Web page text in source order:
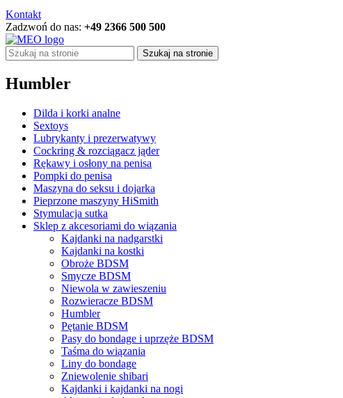
Kontakt
Zadzwoń do nas: +49 2366 500 500
Szukaj na stronie
Humbler
Dilda i korki analne
Sextoys
Lubrykanty i prezerwatywy
Cockring & rozciągacz jąder
Rękawy i osłony na penisa
Pompki do penisa
Maszyna do seksu i dojarka
Pieprzone maszyny HiSmith
Stymulacja sutka
Sklep z akcesoriami do wiązania
Kajdanki na nadgarstki
Kajdanki na kostki
Obroże BDSM
Smycze BDSM
Niewola w zawieszeniu
Rozwieracze BDSM
Humbler
Pętanie BDSM
Pasy do bondage i uprzęże BDSM
Taśma do wiązania
Liny do bondage
Zniewolenie shibari
Kajdanki i kajdanki na nogi